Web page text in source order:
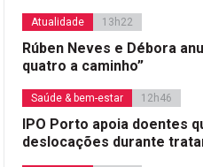
Atualidade 13h22
Rúben Neves e Débora
quatro a caminho”
Saúde & bem-estar 12h46
IPO Porto apoia doentes
deslocações durante